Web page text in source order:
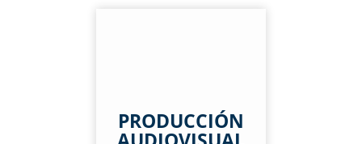
PRODUCCIÓN